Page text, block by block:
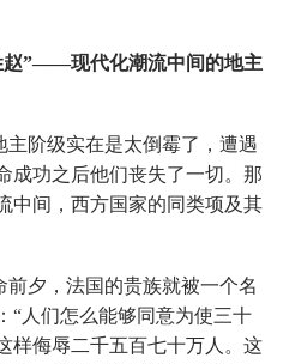
赵”——现代化潮流中间的地主
阶级实在是太倒霉了，遭遇
成功之后他们丧失了一切。那
中间，西方国家的同类项及其
夕，法国的贵族就被一个名
“人们怎么能够同意为使三十
样侮辱二千五百七十万人。这